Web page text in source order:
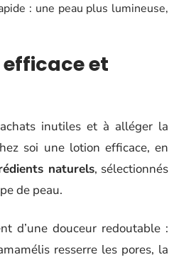
: une peau plus lumineuse,
efficace et
inutiles et à alléger la
soi une lotion efficace, en
naturels, sélectionnés
de peau.
d’une douceur redoutable :
resserre les pores, la